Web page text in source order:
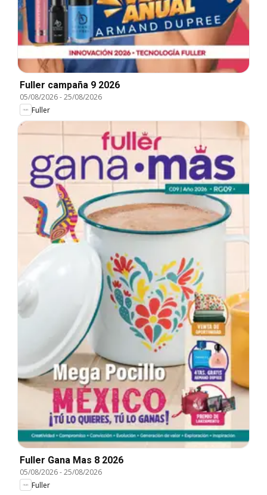
Fuller campaña 9 2026
05/08/2026-25/08/2026
Fuller
Fuller Gana Mas 8 2026
05/08/2026-25/08/2026
Fuller